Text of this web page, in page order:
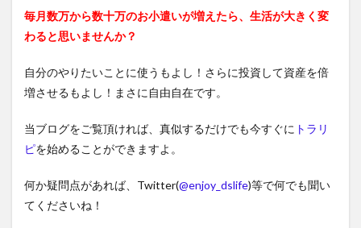
毎月数万から数十万のお小遣いが増えたら、生活が大きく変
わると思いませんか？
自分のやりたいことに使うもよし！さらに投資して資産を倍
増させるもよし！まさに自由自在です。
当ブログをご覧頂ければ、真似するだけでも今すぐに トラリ
ピを始めることができますよ。
何か疑問点があれば、Twitter(@enjoy_dslife)等で何でも聞い
てくださいね！